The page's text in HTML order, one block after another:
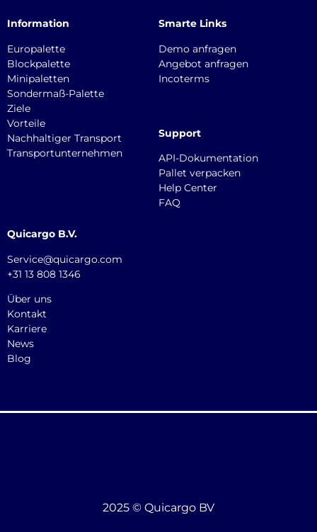
Information
Europalette
Blockpalette
Minipaletten
Sondermaß-Palette
Ziele
Vorteile
Nachhaltiger Transport
Transportunternehmen
Smarte Links
Demo anfragen
Angebot anfragen
Incoterms
Support
API-Dokumentation
Pallet verpacken
Help Center
FAQ
Quicargo B.V.
Service@quicargo.com
+31 13 808 1346
Über uns
Kontakt
Karriere
News
Blog
2025 © Quicargo BV